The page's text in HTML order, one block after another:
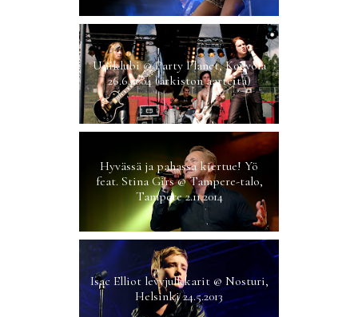
Uniklubi @ Party Planet, Kouvola
26.6.2004 (arkiston aarteita)
Hyvässä ja pahassa kiertue! Yö
feat. Stina Girs @ Tampere-talo,
Tampere 2.11.2014
Isac Elliot levyjulkkarit @ Nosturi,
Helsinki 24.5.2013